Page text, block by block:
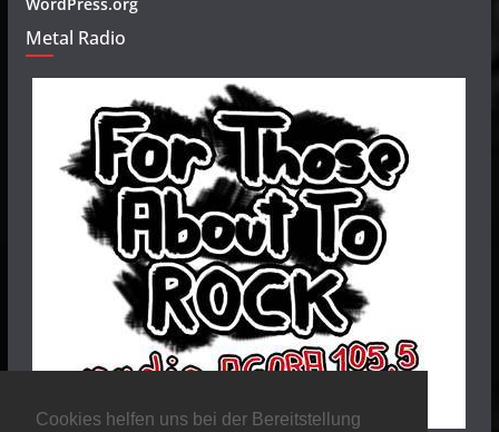
Cookies helfen uns bei der Bereitstellung
Metal Radio